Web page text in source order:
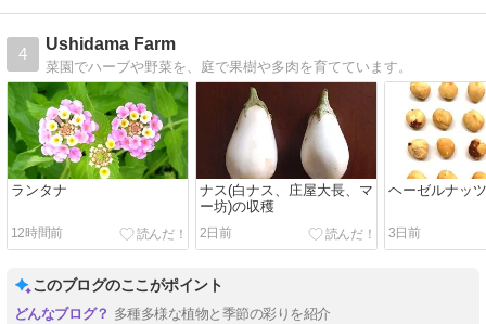
4
Ushidama Farm
菜園でハーブや野菜を、庭で果樹や多肉を育てています。
ランタナ
12時間前
ナス(白ナス、庄屋大長、マ
ー坊)の収穫
2日前
ヘーゼルナッツ
3日前
このブログのここがポイント
多種多様な植物と季節の彩りを紹介